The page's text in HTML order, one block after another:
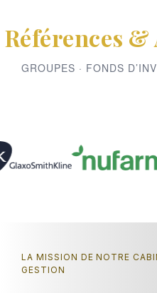
Références
GROUPES · FONDS
LA MISSION DE NOTRE
GESTION